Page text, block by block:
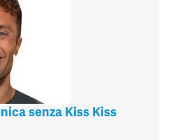
senza Kiss Kiss